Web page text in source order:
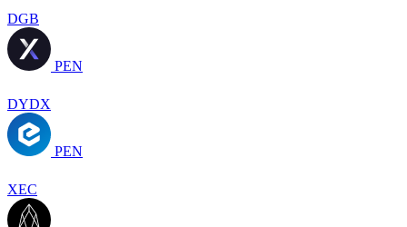
DGB
PEN
DYDX
PEN
XEC